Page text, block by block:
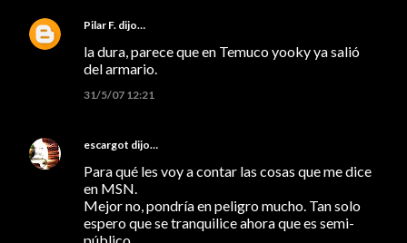
Pilar F. dijo…
la dura, parece que en Temuco yooky ya salió
del armario.
31/5/07 12:21
escargot dijo…
Para qué les voy a contar las cosas que me dice
en MSN.
Mejor no, pondría en peligro mucho. Tan solo
espero que se tranquilice ahora que es semi-